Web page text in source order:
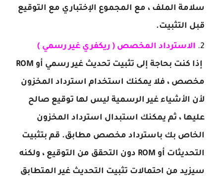
سلامة الملف ، مع المجموع الإختباري مع التوقيع
قبل التثبيت.
الاسترداد المخصص ( ريكفري غير رسمي )
إذا كنت بحاجة إلى تثبيت تحديث غير رسمي أو ROM
مخصص ، فلا يمكنك استخدام استرداد المخزون
لأن الأشياء غير الرسمية ليس لها توقيع صالح
عليها ، ثم يمكنك استبدال استرداد المخزون
الخاص بك باسترداد مخصص مطابق. قم بتثبيت
التحديثات أو ROM دون التحقق من التوقيع ، ولكنه
سيزيد من احتمالات تثبيت التحديث غير المتطابق